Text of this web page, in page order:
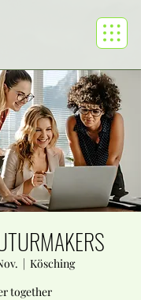
  |
Kösching
together